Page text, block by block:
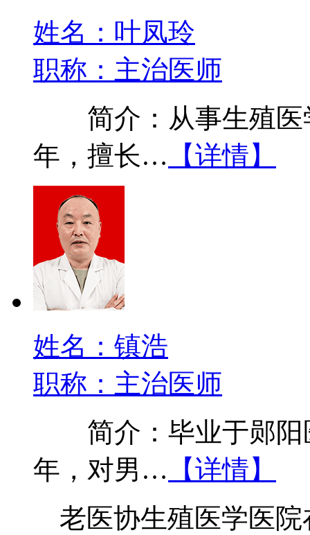
姓名：叶凤玲
职称：主治医师
简介：从事生殖医
年，擅长… 【详情】
姓名：镇浩
职称：主治医师
简介：毕业于郧阳
年，对男… 【详情】
老医协生殖医学医院